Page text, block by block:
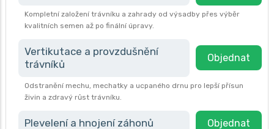
Kompletní založení trávníku a zahrady od výsadby přes výběr
kvalitních semen až po finální úpravy.
Vertikutace a provzdušnění
trávníků
Objednat
Odstranění mechu, mechatky a ucpaného drnu pro lepší přísun
živin a zdravý růst trávníku.
Plevelení a hnojení záhonů Objednat